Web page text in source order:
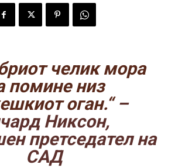
челик мора
помине низ
оган.“–
Никсон,
претседател на
САД